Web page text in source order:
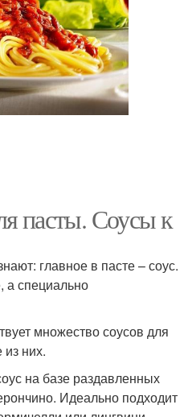
пасты. Соусы к
главное в пасте – соус.
а специально
множество соусов для
них.
на базе раздавленных
Идеально подходит